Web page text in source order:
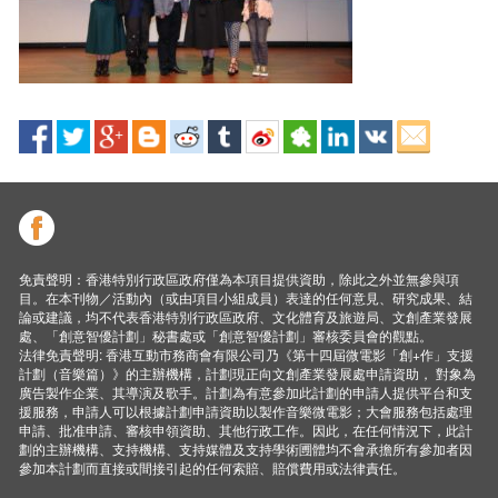
免責聲明：香港特別行政區政府僅為本項目提供資助，除此之外並無參與項
目。在本刊物／活動內（或由項目小組成員）表達的任何意見、研究成果、結
論或建議，均不代表香港特別行政區政府、文化體育及旅遊局、文創產業發展
處、「創意智優計劃」秘書處或「創意智優計劃」審核委員會的觀點。
法律免責聲明: 香港互動市務商會有限公司乃《第十四屆微電影「創+作」支援
計劃（音樂篇）》的主辦機構，計劃現正向文創產業發展處申請資助， 對象為
廣告製作企業、其導演及歌手。計劃為有意參加此計劃的申請人提供平台和支
援服務，申請人可以根據計劃申請資助以製作音樂微電影；大會服務包括處理
申請、批准申請、審核申領資助、其他行政工作。因此，在任何情況下，此計
劃的主辦機構、支持機構、支持媒體及支持學術圑體均不會承擔所有參加者因
參加本計劃而直接或間接引起的任何索賠、賠償費用或法律責任。